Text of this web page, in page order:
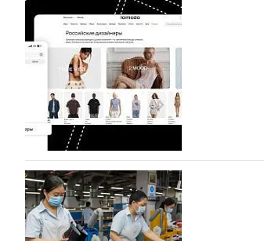
Компания BALLINA Guangzhou Lihuang
Гуанчжоу, столице моды Китая,
разработку, производство и…
07.08.2026 88
На платформе Lamoda - новый
дизайнерских марок
Российский маркетплейс Lamoda решил